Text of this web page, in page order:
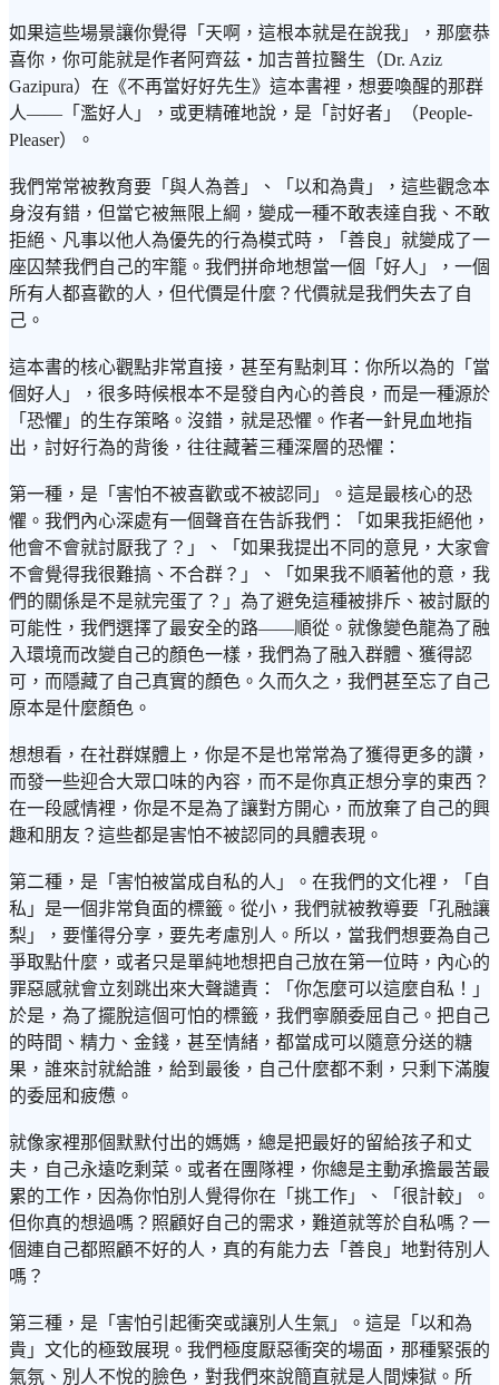
如果這些場景讓你覺得「天啊，這根本就是在說我」，那麼恭
喜你，你可能就是作者阿齊茲・加吉普拉醫生（Dr. Aziz
Gazipura）在《不再當好好先生》這本書裡，想要喚醒的那群
人——「濫好人」，或更精確地說，是「討好者」（People-
Pleaser）。
我們常常被教育要「與人為善」、「以和為貴」，這些觀念本
身沒有錯，但當它被無限上綱，變成一種不敢表達自我、不敢
拒絕、凡事以他人為優先的行為模式時，「善良」就變成了一
座囚禁我們自己的牢籠。我們拼命地想當一個「好人」，一個
所有人都喜歡的人，但代價是什麼？代價就是我們失去了自
己。
這本書的核心觀點非常直接，甚至有點刺耳：你所以為的「當
個好人」，很多時候根本不是發自內心的善良，而是一種源於
「恐懼」的生存策略。沒錯，就是恐懼。作者一針見血地指
出，討好行為的背後，往往藏著三種深層的恐懼：
第一種，是「害怕不被喜歡或不被認同」。這是最核心的恐
懼。我們內心深處有一個聲音在告訴我們：「如果我拒絕他，
他會不會就討厭我了？」、「如果我提出不同的意見，大家會
不會覺得我很難搞、不合群？」、「如果我不順著他的意，我
們的關係是不是就完蛋了？」為了避免這種被排斥、被討厭的
可能性，我們選擇了最安全的路——順從。就像變色龍為了融
入環境而改變自己的顏色一樣，我們為了融入群體、獲得認
可，而隱藏了自己真實的顏色。久而久之，我們甚至忘了自己
原本是什麼顏色。
想想看，在社群媒體上，你是不是也常常為了獲得更多的讚，
而發一些迎合大眾口味的內容，而不是你真正想分享的東西？
在一段感情裡，你是不是為了讓對方開心，而放棄了自己的興
趣和朋友？這些都是害怕不被認同的具體表現。
第二種，是「害怕被當成自私的人」。在我們的文化裡，「自
私」是一個非常負面的標籤。從小，我們就被教導要「孔融讓
梨」，要懂得分享，要先考慮別人。所以，當我們想要為自己
爭取點什麼，或者只是單純地想把自己放在第一位時，內心的
罪惡感就會立刻跳出來大聲譴責：「你怎麼可以這麼自私！」
於是，為了擺脫這個可怕的標籤，我們寧願委屈自己。把自己
的時間、精力、金錢，甚至情緒，都當成可以隨意分送的糖
果，誰來討就給誰，給到最後，自己什麼都不剩，只剩下滿腹
的委屈和疲憊。
就像家裡那個默默付出的媽媽，總是把最好的留給孩子和丈
夫，自己永遠吃剩菜。或者在團隊裡，你總是主動承擔最苦最
累的工作，因為你怕別人覺得你在「挑工作」、「很計較」。
但你真的想過嗎？照顧好自己的需求，難道就等於自私嗎？一
個連自己都照顧不好的人，真的有能力去「善良」地對待別人
嗎？
第三種，是「害怕引起衝突或讓別人生氣」。這是「以和為
貴」文化的極致展現。我們極度厭惡衝突的場面，那種緊張的
氣氛、別人不悅的臉色，對我們來說簡直就是人間煉獄。所